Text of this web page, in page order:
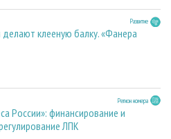
Развитие
клееную балку. «Фанера
Регион номера
России»: финансирование и
ЛПК